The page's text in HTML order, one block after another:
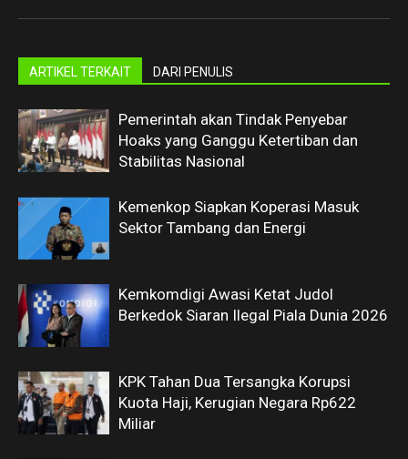
ARTIKEL TERKAIT DARI PENULIS
Pemerintah akan Tindak Penyebar
Hoaks yang Ganggu Ketertiban dan
Stabilitas Nasional
Kemenkop Siapkan Koperasi Masuk
Sektor Tambang dan Energi
Kemkomdigi Awasi Ketat Judol
Berkedok Siaran Ilegal Piala Dunia 2026
KPK Tahan Dua Tersangka Korupsi
Kuota Haji, Kerugian Negara Rp622
Miliar